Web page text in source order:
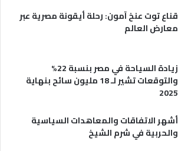
قناع توت عنخ آمون: رحلة أيقونة مصرية عبر
معارض العالم
زيادة السياحة في مصر بنسبة 22%
والتوقعات تشير لـ 18 مليون سائح بنهاية
2025
أشهر الاتفاقات والمعاهدات السياسية
والحربية في شرم الشيخ